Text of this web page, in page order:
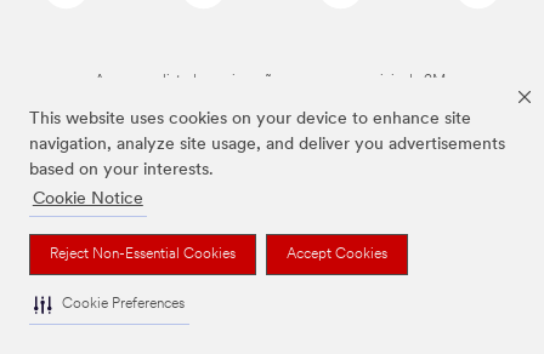
This website uses cookies on your device to enhance site
navigation, analyze site usage, and deliver you advertisements
based on your interests.
Cookie Notice
Reject Non-Essential Cookies Accept Cookies
Cookie Preferences
As marcas listadas a cima são marcas comerciais da 3M.